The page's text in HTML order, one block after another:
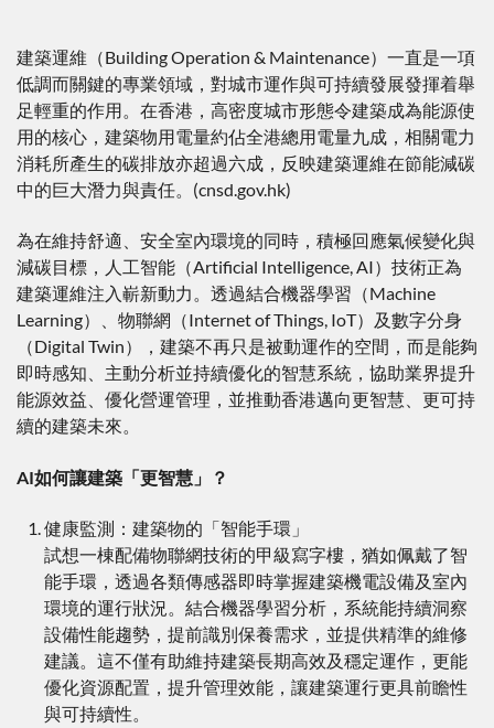
建築運維（Building Operation & Maintenance）一直是一項
低調而關鍵的專業領域，對城市運作與可持續發展發揮着舉
足輕重的作用。在香港，高密度城市形態令建築成為能源使
用的核心，建築物用電量約佔全港總用電量九成，相關電力
消耗所產生的碳排放亦超過六成，反映建築運維在節能減碳
中的巨大潛力與責任。(cnsd.gov.hk)
為在維持舒適、安全室內環境的同時，積極回應氣候變化與
減碳目標，人工智能（Artificial Intelligence, AI）技術正為
建築運維注入嶄新動力。透過結合機器學習（Machine
Learning）、物聯網（Internet of Things, IoT）及數字分身
（Digital Twin），建築不再只是被動運作的空間，而是能夠
即時感知、主動分析並持續優化的智慧系統，協助業界提升
能源效益、優化營運管理，並推動香港邁向更智慧、更可持
續的建築未來。
AI如何讓建築「更智慧」？
健康監測：建築物的「智能手環」
試想一棟配備物聯網技術的甲級寫字樓，猶如佩戴了智
能手環，透過各類傳感器即時掌握建築機電設備及室內
環境的運行狀況。結合機器學習分析，系統能持續洞察
設備性能趨勢，提前識別保養需求，並提供精準的維修
建議。這不僅有助維持建築長期高效及穩定運作，更能
優化資源配置，提升管理效能，讓建築運行更具前瞻性
與可持續性。